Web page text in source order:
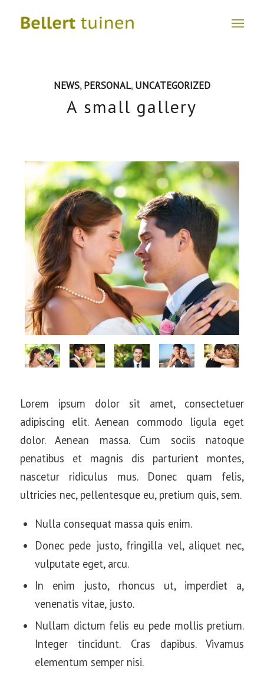
NEWS,PERSONAL,UNCATEGORIZED
A small gallery
Lorem ipsum dolor sit amet, consectetuer
adipiscing elit. Aenean commodo ligula eget
dolor. Aenean massa. Cum sociis natoque
penatibus et magnis dis parturient montes,
nascetur ridiculus mus. Donec quam felis,
ultricies nec, pellentesque eu, pretium quis, sem.
Nulla consequat massa quis enim.
Donec pede justo, fringilla vel, aliquet nec,
vulputate eget, arcu.
In enim justo, rhoncus ut, imperdiet a,
venenatis vitae, justo.
Nullam dictum felis eu pede mollis pretium.
Integer tincidunt. Cras dapibus. Vivamus
elementum semper nisi.